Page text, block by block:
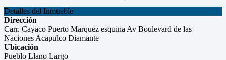
Detalles del Inmueble
Dirección
Carr. Cayaco Puerto Marquez esquina Av Boulevard de las
Naciones Acapulco Diamante
Ubicación
Pueblo Llano Largo